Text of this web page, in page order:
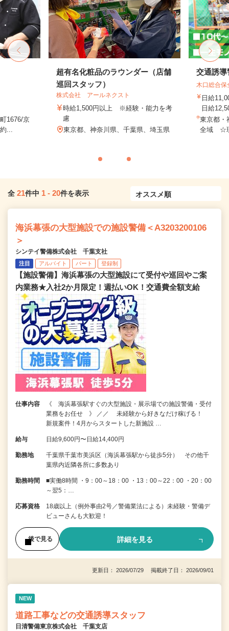
1676/京
...
超有名化粧品のラウンダー（店舗
巡回スタッフ）
株式会社 アールネクスト
時給1,500円以上 ※経験・能力を考
慮
東京都、神奈川県、千葉県、埼玉県
交通誘導
木口総合保
日給
日給
東京都・
全域 ☆
全 21件中 1 - 20件を表示
海浜幕張の大型施設での施設警備＜A3203200106
＞
シンテイ警備株式会社 千葉支社
注目 アルバイト パート 登録制
【施設警備】海浜幕張の大型施設にて受付や巡回やご案
内業務★入社2か月限定！週払いOK！交通費全額支給
仕事内容
《 海浜幕張駅すぐの大型施設・展示場での施設警備・受付
業務をお任せ 》 ／／ 未経験から好きなだけ稼げる！
新規案件！4月からスタートした新施設 …
給与 日給9,600円〜日給14,400円
勤務地
千葉県千葉市美浜区（海浜幕張駅から徒歩5分） その他千
葉県内近隣各所に多数あり
勤務時間
■実働8時間 ・9：00～18：00 ・13：00～22：00 ・20：00
～翌5：…
応募資格
18歳以上（例外事由2号／警備業法による）未経験・警備デ
ビューさんも大歓迎！
後で見る 詳細を見る
更新日： 2026/07/29 掲載終了日： 2026/09/01
NEW
道路工事などの交通誘導スタッフ
日清警備東京株式会社 千葉支店